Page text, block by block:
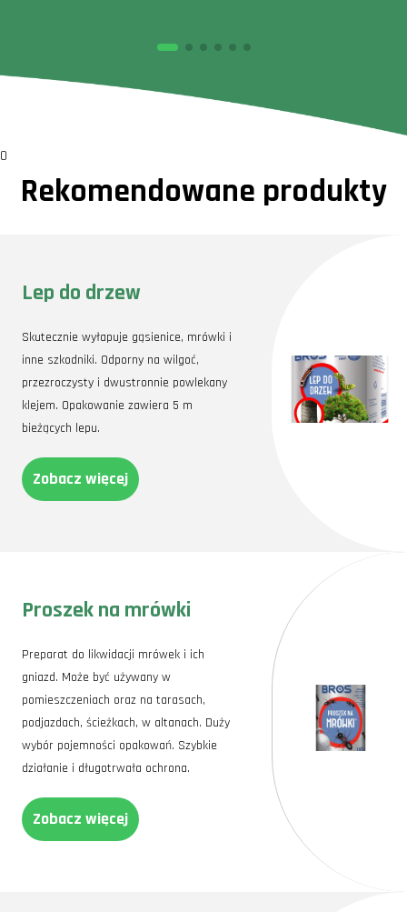
0
Rekomendowane produkty
Lep do drzew
Skutecznie wyłapuje gąsienice, mrówki i
inne szkodniki. Odporny na wilgoć,
przezroczysty i dwustronnie powlekany
klejem. Opakowanie zawiera 5 m
bieżących lepu.
Zobacz więcej
Proszek na mrówki
Preparat do likwidacji mrówek i ich
gniazd. Może być używany w
pomieszczeniach oraz na tarasach,
podjazdach, ścieżkach, w altanach. Duży
wybór pojemności opakowań. Szybkie
działanie i długotrwała ochrona.
Zobacz więcej